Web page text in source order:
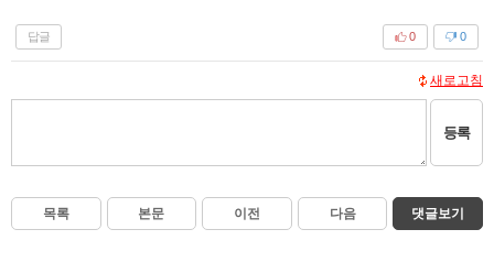
답글 0
0
새로고침
등록
목록 본문 이전 다음 댓글보기